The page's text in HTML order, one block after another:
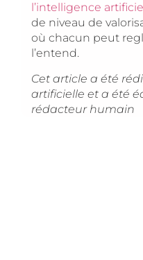
l’intelligence artificiel
de niveau de
où chacun peut
l’entend.
Cet article a été
artificielle et a été
rédacteur humain